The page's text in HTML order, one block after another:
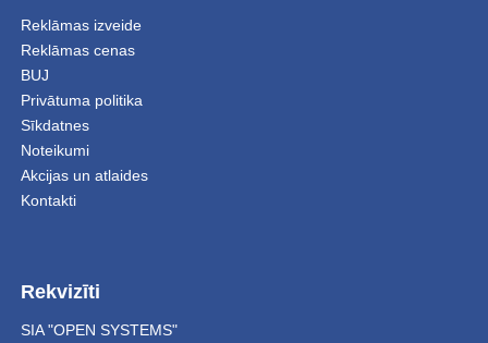
Reklāmas izveide
Reklāmas cenas
BUJ
Privātuma politika
Sīkdatnes
Noteikumi
Akcijas un atlaides
Kontakti
Rekvizīti
SIA "OPEN SYSTEMS"